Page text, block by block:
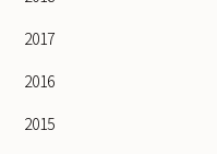
2017
2016
2015